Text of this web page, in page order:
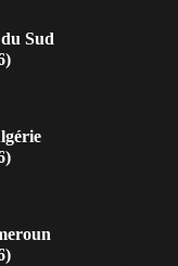
Sud